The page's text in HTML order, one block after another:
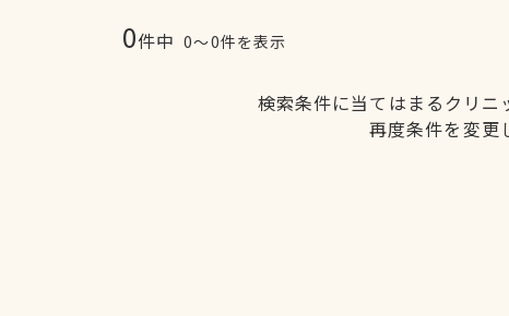
0件中 0〜0件を表示
検索条件に当てはまるクリニ
再度条件を変更